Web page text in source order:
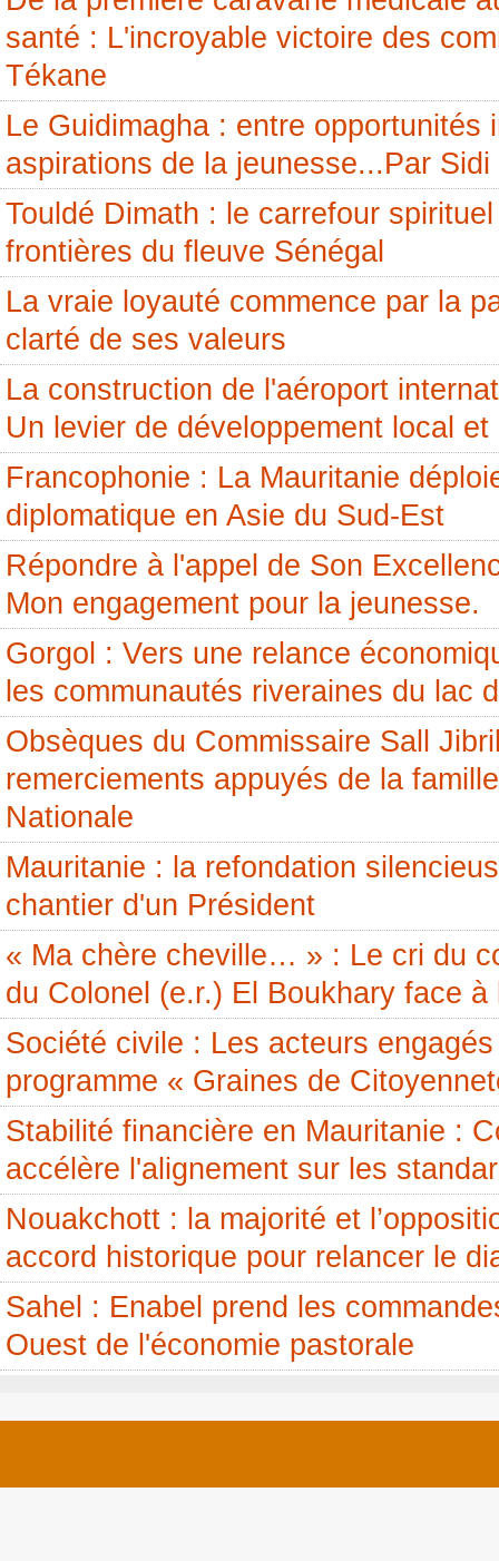
santé : L'incroyable victoire des
Tékane
Le Guidimagha : entre opportunités
aspirations de la jeunesse...Par
Touldé Dimath : le carrefour
frontières du fleuve Sénégal
La vraie loyauté commence par la
clarté de ses valeurs
La construction de l'aéroport
Un levier de développement local et
Francophonie : La Mauritanie
diplomatique en Asie du Sud-Est
Répondre à l'appel de Son
Mon engagement pour la jeunesse.
Gorgol : Vers une relance
les communautés riveraines du lac
Obsèques du Commissaire Sall
remerciements appuyés de la
Nationale
Mauritanie : la refondation
chantier d'un Président
« Ma chère cheville… » : Le cri du
du Colonel (e.r.) El Boukhary face à
Société civile : Les acteurs
programme « Graines de
Stabilité financière en Mauritanie :
accélère l'alignement sur les
Nouakchott : la majorité et
accord historique pour relancer le
Sahel : Enabel prend les
Ouest de l'économie pastorale